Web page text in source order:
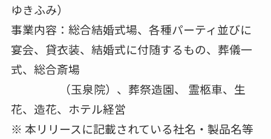
ゆきふみ）
事業内容：総合結婚式場、各種パーティ並びに
宴会、貸衣装、結婚式に付随するもの、葬儀一
式、総合斎場
（玉泉院）、葬祭造園、 霊柩車、生
花、造花、ホテル経営
※ 本リリースに記載されている社名・製品名等